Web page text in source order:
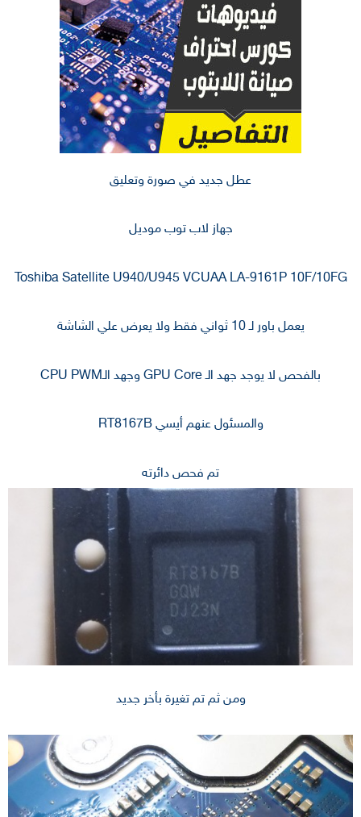
عطل جديد في صورة وتعليق
جهاز لاب توب موديل
Toshiba Satellite U940/U945 VCUAA LA-9161P 10F/10FG
يعمل باور لـ 10 ثواني فقط ولا يعرض علي الشاشة
بالفحص لا يوجد جهد الـ GPU Core وجهد الـCPU PWM
والمسئول عنهم أيسي RT8167B
تم فحص دائرته
ومن ثم تم تغيرة بأخر جديد